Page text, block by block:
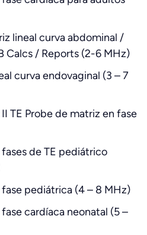
lineal curva abdominal /
Calcs / Reports (2-6 MHz)
curva endovaginal (3 – 7
TE Probe de matriz en fase
de TE pediátrico
pediátrica (4 – 8 MHz)
cardíaca neonatal (5 –